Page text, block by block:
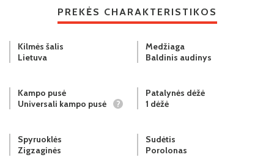
PREKĖS CHARAKTERISTIKOS
Kilmės šalis
Lietuva
Medžiaga
Baldinis audinys
Kampo pusė
Universali kampo pusė
?
Patalynės dėžė
1 dėžė
Spyruoklės
Zigzaginės
Sudėtis
Porolonas